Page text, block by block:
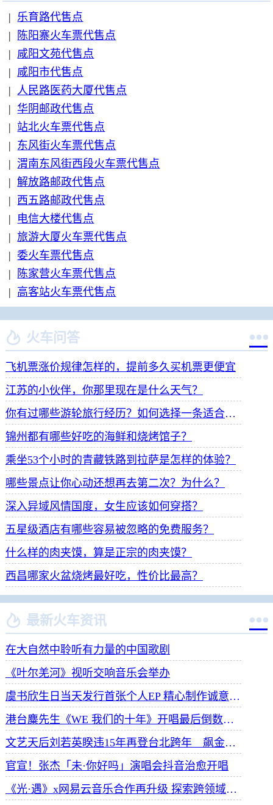
| 乐育路代售点
|
陈阳寨火车票代售点
| 咸阳文苑代售点
| 咸阳市代售点
| 人民路医药大厦代售点
| 华阴邮政代售点
| 站北火车票代售点
| 东风街火车票代售点
| 渭南东风街西段火车票代售点
| 解放路邮政代售点
|
西五路邮政代售点
|
电信大楼代售点
| 旅游大厦火车票代售点
| 委火车票代售点
|
陈家营火车票代售点
| 高客站火车票代售点
 火车问答 
飞机票涨价规律怎样的，提前多久买机票更便宜
江苏的小伙伴，你那里现在是什么天气？
你有过哪些游轮旅行经历？如何选择一条适合自己的游轮线路？
锦州都有哪些好吃的海鲜和烧烤馆子？
乘坐53个小时的青藏铁路到拉萨是怎样的体验？
哪些景点让你心动还想再去第二次？为什么？
深入异域风情国度，女生应该如何穿搭？
五星级酒店有哪些容易被忽略的免费服务？
什么样的肉夹馍，算是正宗的肉夹馍？
西昌哪家火盆烧烤最好吃，性价比最高？
 最新火车资讯 
在大自然中聆听有力量的中国歌剧
《叶尔羌河》视听交响音乐会举办
虞书欣生日当天发行首张个人EP 精心制作诚意满满
港台麋先生《WE 我们的十年》开唱最后倒数 惊喜释出10周年纪念单曲宠粉
文艺天后刘若英睽违15年再登台北跨年 飙金嗓演唱经典招牌歌掀回忆杀
官宣！张杰「未·你好吗」演唱会抖音治愈开唱
《光·遇》x网易云音乐合作再升级 探索跨领域社交新体验